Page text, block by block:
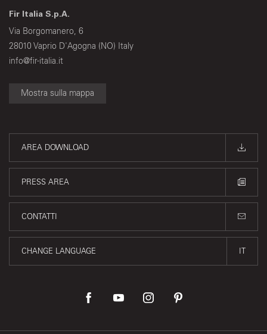
Fir Italia S.p.A.
Via Borgomanero, 6
28010 Vaprio D'Agogna (NO) Italy
info@fir-italia.it
Mostra sulla mappa
AREA DOWNLOAD
PRESS AREA
CONTATTI
CHANGE LANGUAGE IT